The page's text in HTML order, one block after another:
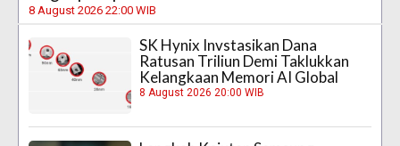
8 August 2026 22:00 WIB
SK Hynix Invstasikan Dana
Ratusan Triliun Demi Taklukkan
Kelangkaan Memori AI Global
8 August 2026 20:00 WIB